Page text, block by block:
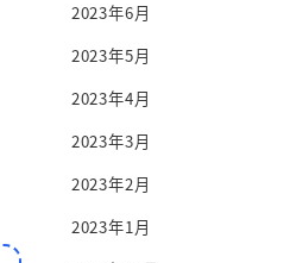
2023年6月
2023年5月
2023年4月
2023年3月
2023年2月
2023年1月